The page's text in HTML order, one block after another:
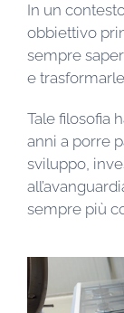
In un
obbiettivo
sempre
e
Tale filosofia
anni a porre
sviluppo,
sempre più